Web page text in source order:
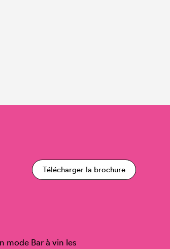
Télécharger la brochure
mode Bar à vin les